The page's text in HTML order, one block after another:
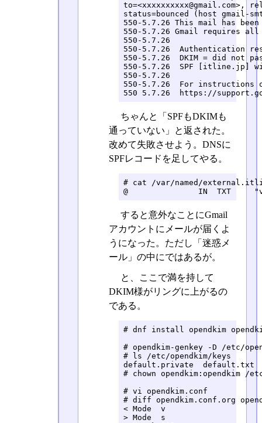
status=bounced (host gmail-
550-5.7.26 This mail has
550-5.7.26 Gmail requires
550-5.7.26
550-5.7.26  Authentication
550-5.7.26  DKIM = did not
550-5.7.26  SPF [itline.jp]
550-5.7.26
550-5.7.26  For
550 5.7.26  https://
ちゃんと「SPFもDKIMも
通っていない」と返された。
改めて失敗させよう。DNSに
SPFレコードを足してやる。
# cat /var/named/
@               IN  TXT
すると意外なことにGmail
アカウントにメールが届くよ
うになった。ただし「迷惑メ
ール」の中にではあるが。
と、ここで満を持して
DKIM様がリングに上がるの
である。
# dnf install opendkim
# opendkim-genkey -D /etc/
# ls /etc/opendkim/keys
default.private  default.txt
# chown opendkim:opendkim /
# vi opendkim.conf
# diff opendkim.conf.org
< Mode	v
> Mode	s